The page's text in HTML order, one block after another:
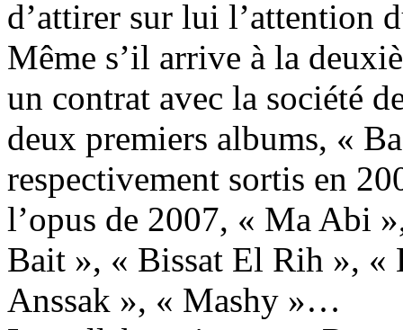
d’attirer sur lui l’attention
Même s’il arrive à la
un contrat avec la société
deux premiers albums, «
respectivement sortis en
l’opus de 2007, « Ma Abi
Bait », « Bissat El Rih »,
Anssak », « Mashy »…